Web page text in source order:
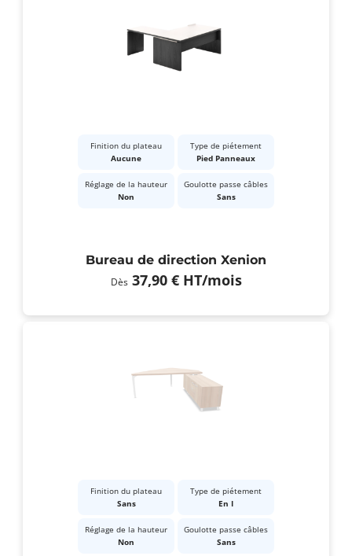
Finition du plateau
Aucune
Type de piétement
Pied Panneaux
Réglage de la hauteur
Non
Goulotte passe câbles
Sans
Bureau de direction Xenion
Dès 37,90 € HT/mois
Finition du plateau
Sans
Type de piétement
En I
Réglage de la hauteur
Non
Goulotte passe câbles
Sans